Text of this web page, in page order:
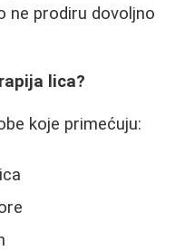
ne prodiru dovoljno
lica?
koje primećuju: